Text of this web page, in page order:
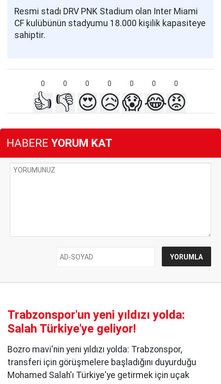
Resmi stadı DRV PNK Stadium olan Inter Miami
CF kulübünün stadyumu 18.000 kişilik kapasiteye
sahiptir.
0 0 0 0 0 0 0
👍 👎 😍😥😱😂😡
HABERE YORUM KAT
Trabzonspor'un yeni yıldızı yolda:
Salah Türkiye'ye geliyor!
Bozro mavi'nin yeni yıldızı yolda: Trabzonspor,
transferi için görüşmelere başladığını duyurduğu
Mohamed Salah'ı Türkiye'ye getirmek için uçak